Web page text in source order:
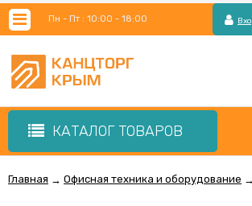
Пн - Пт : 10:00 - 18:00
КАТАЛОГ ТОВАРОВ
Главная → Офисная техника и оборудование →